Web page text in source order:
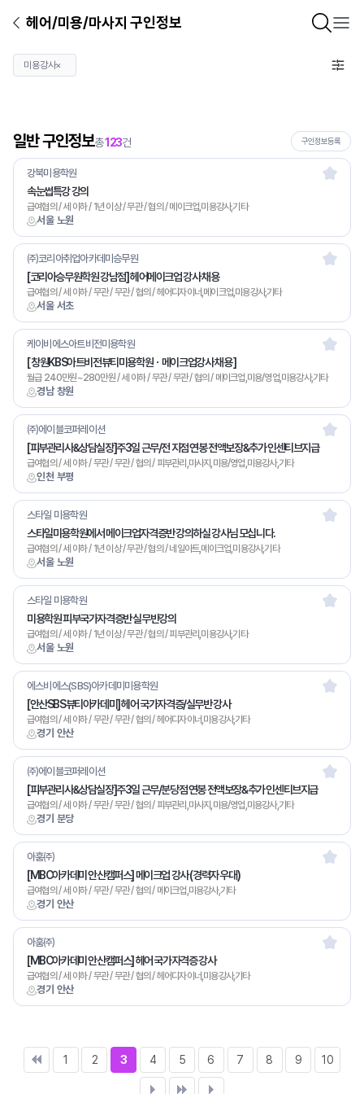
헤어/미용/마사지 구인정보
미용강사×
일반 구인정보총123건 구인정보등록
서울 노원
강북미용학원
속눈썹특강 강의
급여협의 / 세 이하 / 1년 이상 / 무관 / 협의 / 메이크업,미용강사,기타
서울 서초
㈜코리아취업아카데미승무원
[코리아승무원학원 강남점] 헤어메이크업 강사 채용
급여협의 / 세 이하 / 무관 / 무관 / 협의 / 헤어디자이너,메이크업,미용강사,기타
경남 창원
케이비에스아트비전미용학원
[ 창원KBS아트비전뷰티미용학원ㆍ메이크업강사 채용 ]
월급 240만원~280만원 / 세 이하 / 무관 / 무관 / 협의 / 메이크업,미용/영업,미용강사,기타
인천 부평
㈜에이블코퍼레이션
[피부관리사&상담실장]주3일 근무/전 지점 연봉 전액보장&추가 인센티브지급
급여협의 / 세 이하 / 무관 / 무관 / 협의 / 피부관리,마사지,미용/영업,미용강사,기타
서울 노원
스타일 미용학원
스타일미용학원에서 메이크업자격증반 강의하실 강사님 모십니다.
급여협의 / 세 이하 / 1년 이상 / 무관 / 협의 / 네일아트,메이크업,미용강사,기타
서울 노원
스타일 미용학원
미용학원 피부국가자격증반 실무반강의
급여협의 / 세 이하 / 1년 이상 / 무관 / 협의 / 피부관리,미용강사,기타
경기 안산
에스비에스(SBS)아카데미미용학원
[안산SBS뷰티아카데미] 헤어 국가자격증/실무반 강사
급여협의 / 세 이하 / 무관 / 무관 / 협의 / 헤어디자이너,미용강사,기타
경기 분당
㈜에이블코퍼레이션
[피부관리사&상담실장]주3일 근무/분당점 연봉 전액보장&추가 인센티브지급
급여협의 / 세 이하 / 무관 / 무관 / 협의 / 피부관리,마사지,미용/영업,미용강사,기타
경기 안산
아훔㈜
[MBC아카데미 안산캠퍼스] 메이크업 강사 (경력자 우대)
급여협의 / 세 이하 / 무관 / 무관 / 협의 / 메이크업,미용강사,기타
경기 안산
아훔㈜
[MBC아카데미 안산캠퍼스] 헤어 국가자격증 강사
급여협의 / 세 이하 / 무관 / 무관 / 협의 / 헤어디자이너,미용강사,기타
1 2 3 4 5 6 7 8 9 10